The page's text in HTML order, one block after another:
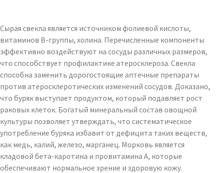
Сырая свекла является источником фолиевой кислоты,
витаминов В-группы, холина. Перечисленные компоненты
эффективно воздействуют на сосуды различных размеров,
что способствует профилактике атеросклероза. Свекла
способна заменить дорогостоящие аптечные препараты
против атеросклеротических изменений сосудов. Доказано,
что буряк выступает продуктом, который подавляет рост
раковых клеток. Богатый минеральный состав овощной
культуры позволяет утверждать, что систематическое
употребление буряка избавит от дефицита таких веществ,
как медь, калий, железо, марганец. Морковь является
кладовой бета-каротина и провитамина А, которые
обеспечивают нормальное зрение и здоровую кожу.